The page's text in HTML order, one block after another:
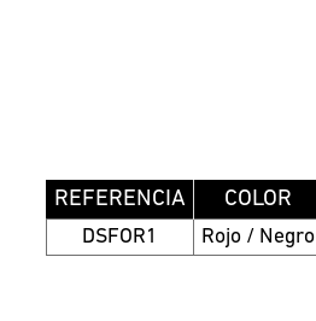
REFERENCIA COLOR
DSFOR1 Rojo / Negro